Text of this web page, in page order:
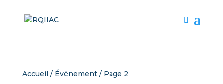
Accueil / Événement/ Page 2